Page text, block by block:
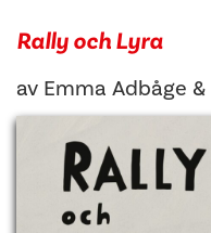
Rally och Lyra
av Emma Adbåge &